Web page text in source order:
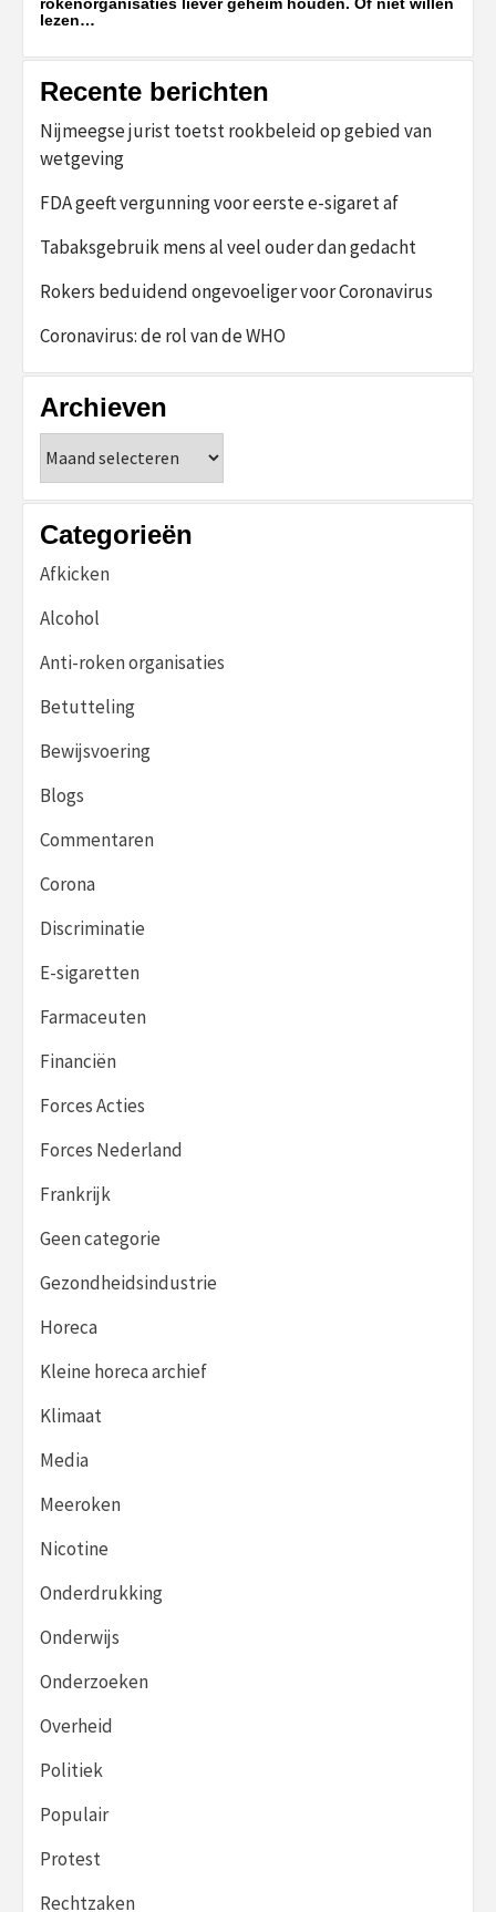
lezen…
Recente berichten
Nijmeegse jurist toetst rookbeleid op gebied van
wetgeving
FDA geeft vergunning voor eerste e-sigaret af
Tabaksgebruik mens al veel ouder dan gedacht
Rokers beduidend ongevoeliger voor Coronavirus
Coronavirus: de rol van de WHO
Archieven
Categorieën
Afkicken
Alcohol
Anti-roken organisaties
Betutteling
Bewijsvoering
Blogs
Commentaren
Corona
Discriminatie
E-sigaretten
Farmaceuten
Financiën
Forces Acties
Forces Nederland
Frankrijk
Geen categorie
Gezondheidsindustrie
Horeca
Kleine horeca archief
Klimaat
Media
Meeroken
Nicotine
Onderdrukking
Onderwijs
Onderzoeken
Overheid
Politiek
Populair
Protest
Rechtzaken